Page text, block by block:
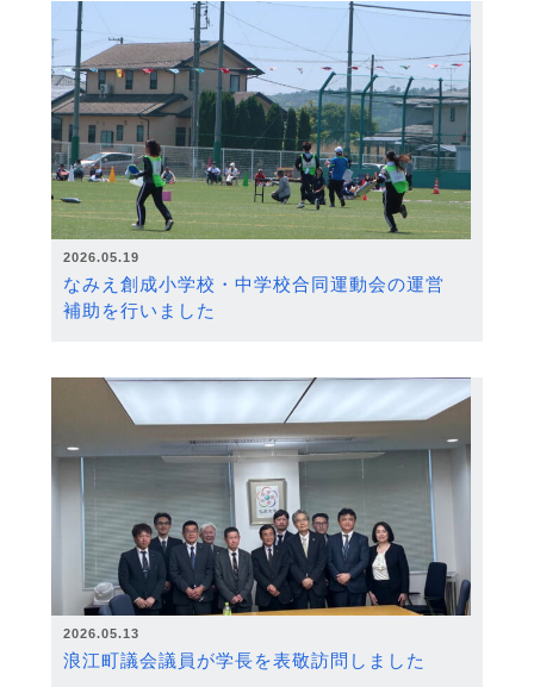
2026.05.19
なみえ創成小学校・中学校合同運動会の運営
補助を行いました
2026.05.13
浪江町議会議員が学長を表敬訪問しました